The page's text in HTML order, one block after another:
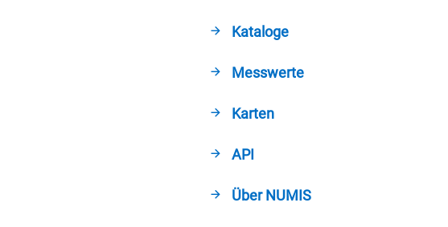
Kataloge
Messwerte
Karten
API
Über NUMIS